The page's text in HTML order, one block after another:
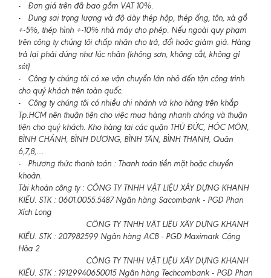
- Đơn giá trên đã bao gồm VAT 10%.
- Dung sai trọng lượng và độ dày thép hộp, thép ống, tôn, xà gồ
+-5%, thép hình +-10% nhà máy cho phép. Nếu ngoài quy phạm
trên công ty chúng tôi chấp nhận cho trả, đổi hoặc giảm giá. Hàng
trả lại phải đúng như lúc nhận (không sơn, không cắt, không gỉ
sét)
- Công ty chúng tôi có xe vận chuyển lớn nhỏ đến tận công trình
cho quý khách trên toàn quốc.
- Công ty chúng tôi có nhiều chi nhánh và kho hàng trên khắp
Tp.HCM nên thuận tiện cho việc mua hàng nhanh chóng và thuận
tiện cho quý khách. Kho hàng tại các quận THỦ ĐỨC, HÓC MÔN,
BÌNH CHÁNH, BÌNH DƯƠNG, BÌNH TÂN, BÌNH THẠNH, Quận
6,7,8,....
- Phương thức thanh toán : Thanh toán tiền mặt hoặc chuyển
khoản.
Tài khoản công ty : CÔNG TY TNHH VẬT LIỆU XÂY DỰNG KHANH
KIỀU. STK : 0601.0055.5487 Ngân hàng Sacombank - PGD Phan
Xích Long
CÔNG TY TNHH VẬT LIỆU XÂY DỰNG KHANH
KIỀU. STK : 207982599 Ngân hàng ACB - PGD Maximark Cộng
Hòa 2
CÔNG TY TNHH VẬT LIỆU XÂY DỰNG KHANH
KIỀU. STK : 19129940650015 Ngân hàng Techcombank - PGD Phan